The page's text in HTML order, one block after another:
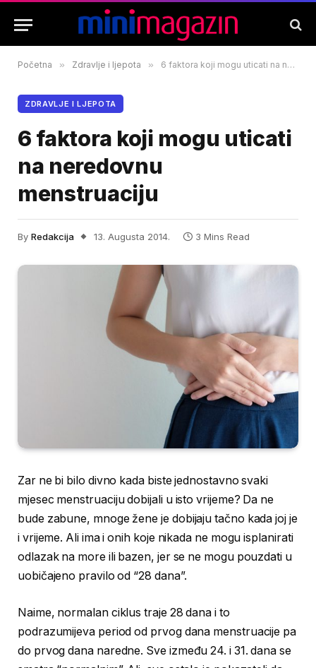
Početna » Zdravlje i ljepota » 6 faktora koji mogu uticati na neredovnu menstruaciju
ZDRAVLJE I LJEPOTA
6 faktora koji mogu uticati
na neredovnu
menstruaciju
By Redakcija 13. Augusta 2014. 3 Mins Read
Zar ne bi bilo divno kada biste jednostavno svaki
mjesec menstruaciju dobijali u isto vrijeme? Da ne
bude zabune, mnoge žene je dobijaju tačno kada joj je
i vrijeme. Ali ima i onih koje nikada ne mogu isplanirati
odlazak na more ili bazen, jer se ne mogu pouzdati u
uobičajeno pravilo od “28 dana”.
Naime, normalan ciklus traje 28 dana i to
podrazumijeva period od prvog dana menstruacije pa
do prvog dana naredne. Sve između 24. i 31. dana se